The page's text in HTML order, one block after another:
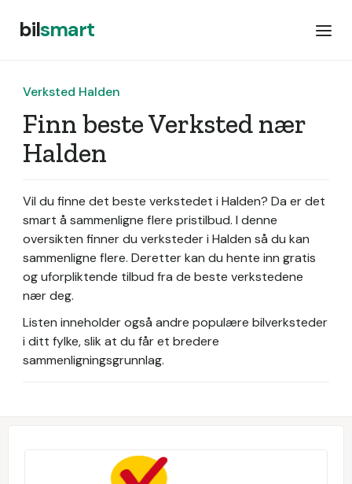
bilsmart
Verksted Halden
Finn beste Verksted nær
Halden
Vil du finne det beste verkstedet i Halden? Da er det
smart å sammenligne flere pristilbud. I denne
oversikten finner du verksteder i Halden så du kan
sammenligne flere. Deretter kan du hente inn gratis
og uforpliktende tilbud fra de beste verkstedene
nær deg.
Listen inneholder også andre populære bilverksteder
i ditt fylke, slik at du får et bredere
sammenligningsgrunnlag.